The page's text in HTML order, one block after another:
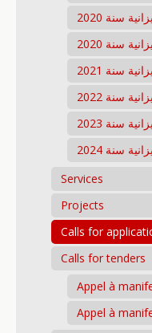
سنة 2020
سنة 2020
سنة 2021
سنة 2022
سنة 2023
سنة 2024
Services
Projects
Calls for
Calls for tenders
Appel à
Appel à